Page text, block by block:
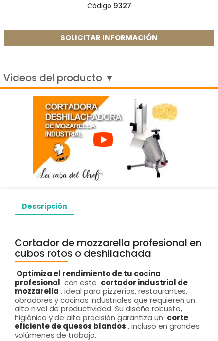
Código 9327
SOLICITAR INFORMACIÓN
Videos del producto ▼
Descripción
Cortador de mozzarella profesional en
cubos rotos o deshilachada
Optimiza el rendimiento de tu cocina
profesional con este cortador industrial de
mozzarella , ideal para pizzerías, restaurantes,
obradores y cocinas industriales que requieren un
alto nivel de productividad. Su diseño robusto,
higiénico y de alta precisión garantiza un corte
eficiente de quesos blandos , incluso en grandes
volúmenes de trabajo.